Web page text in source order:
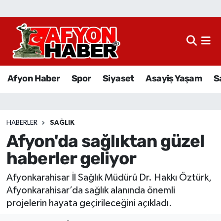
Afyon Haber Spor Siyaset Asayiş Yaşam
HABERLER SAĞLIK
Afyon'da sağlıktan güzel
haberler geliyor
Afyonkarahisar İl Sağlık Müdürü Dr. Hakkı Öztürk,
Afyonkarahisar’da sağlık alanında önemli
projelerin hayata geçirileceğini açıkladı.
Afyon Haber
Sağlık
Eğitim
Sivil Toplum